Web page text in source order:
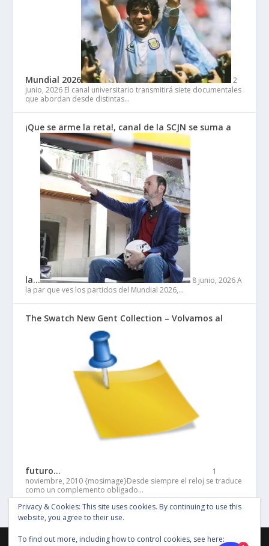
Mundial 2026
2
junio, 2026 El canal universitario transmitirá siete documentales
que abordan desde distintas…
¡Que se arme la reta!, canal de la SCJN se suma a
la… 8 junio, 2026 A
la par que ves los partidos del Mundial 2026,…
The Swatch New Gent Collection – Volvamos al
futuro…
1
noviembre, 2010 {mosimage}Desde siempre el reloj se traduce
como un complemento obligado…
©Copyright Entertainment SG 2018, Todos los derechos
Privacy & Cookies: This site uses cookies. By continuing to use this
website, you agree to their use.
To find out more, including how to control cookies, see here: